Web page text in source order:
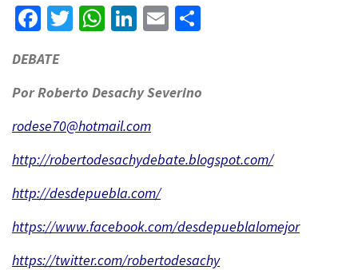
Facebook
Twitter
WhatsApp
LinkedIn
Email
DEBATE
Por Roberto Desachy Severino
rodese70@hotmail.com
http://robertodesachydebate.blogspot.com/
http://desdepuebla.com/
https://www.facebook.com/desdepueblalomejor
https://twitter.com/robertodesachy